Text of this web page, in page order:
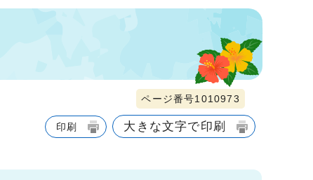
ページ番号1010973
印刷 大きな文字で印刷